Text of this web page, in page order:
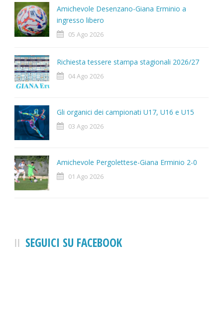
Amichevole Desenzano-Giana Erminio a
ingresso libero
05 Ago 2026
Richiesta tessere stampa stagionali 2026/27
04 Ago 2026
Gli organici dei campionati U17, U16 e U15
03 Ago 2026
Amichevole Pergolettese-Giana Erminio 2-0
01 Ago 2026
SEGUICI SU FACEBOOK